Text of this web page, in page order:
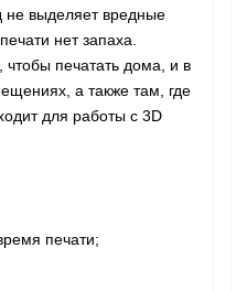
не выделяет вредные
нет запаха.
чтобы печатать дома, и в
а также там, где
для работы с 3D
печати;